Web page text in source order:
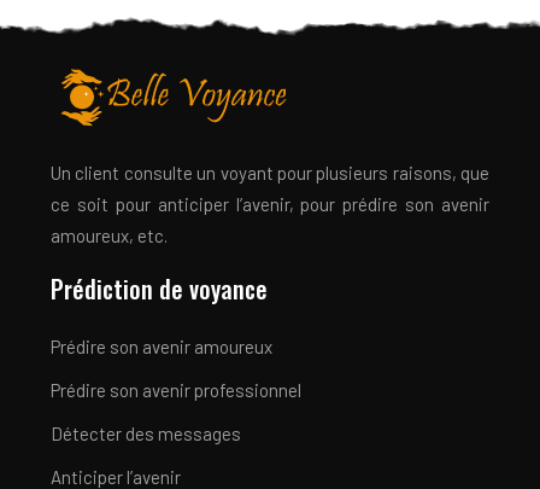
Un client consulte un voyant pour plusieurs raisons, que
ce soit pour anticiper l’avenir, pour prédire son avenir
amoureux, etc.
Prédiction de voyance
Prédire son avenir amoureux
Prédire son avenir professionnel
Détecter des messages
Anticiper l’avenir